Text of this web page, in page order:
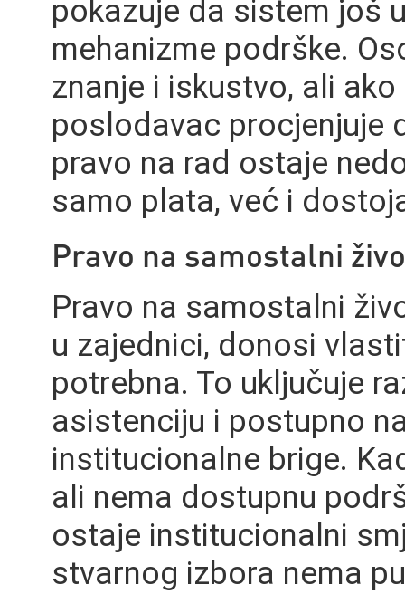
pokazuje da sistem još
mehanizme podrške.
znanje i iskustvo, ali
poslodavac procjenjuje
pravo na rad ostaje
samo plata, već i
Pravo na samostalni
Pravo na samostalni
u zajednici, donosi
potrebna. To uključuje
asistenciju i postupno
institucionalne brige.
ali nema dostupnu
ostaje institucionalni
stvarnog izbora nema